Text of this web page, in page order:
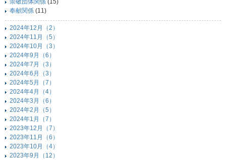
崇敬団体関係 (15)
奉献関係 (11)
2024年12月（2）
2024年11月（5）
2024年10月（3）
2024年9月（6）
2024年7月（3）
2024年6月（3）
2024年5月（7）
2024年4月（4）
2024年3月（6）
2024年2月（5）
2024年1月（7）
2023年12月（7）
2023年11月（6）
2023年10月（4）
2023年9月（12）